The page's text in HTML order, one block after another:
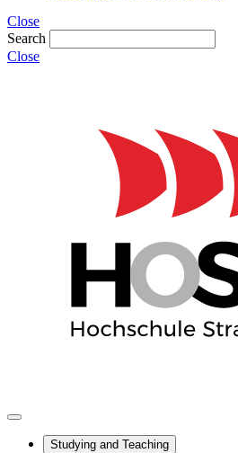
Close
Search
Close
Studying and Teaching